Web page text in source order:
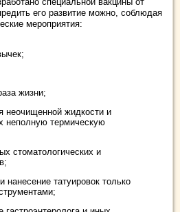
его развитие можно, соблюдая
мероприятия:
жизни;
неочищенной жидкости и
неполную термическую
стоматологических и
нанесение татуировок только